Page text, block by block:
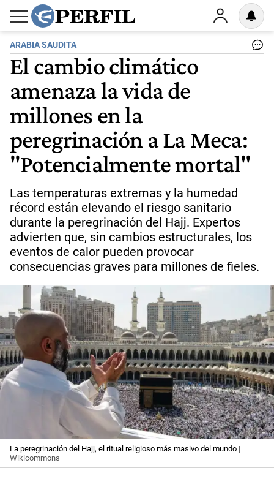
ARABIA SAUDITA
El cambio climático
amenaza la vida de
millones en la
peregrinación a La Meca:
"Potencialmente mortal"
Las temperaturas extremas y la humedad
récord están elevando el riesgo sanitario
durante la peregrinación del Hajj. Expertos
advierten que, sin cambios estructurales, los
eventos de calor pueden provocar
consecuencias graves para millones de fieles.
La peregrinación del Hajj, el ritual religioso más masivo del mundo |
Wikicommons